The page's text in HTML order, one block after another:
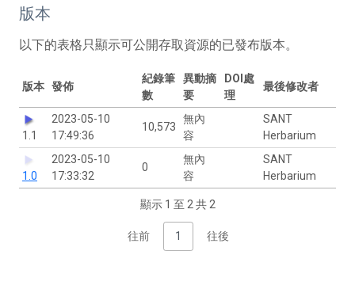
版本
以下的表格只顯示可公開存取資源的已發布版本。
版本 發佈
紀錄筆
數
異動摘
要
DOI處
理
最後修改者
1.1
2023-05-10
17:49:36
10,573
無內
容
SANT
Herbarium
1.0
2023-05-10
17:33:32
0
無內
容
SANT
Herbarium
顯示 1 至 2 共 2
往前 1 往後